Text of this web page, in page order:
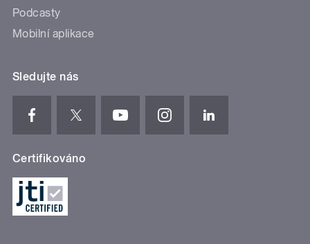
Podcasty
Mobilní aplikace
Sledujte nás
Certifikováno